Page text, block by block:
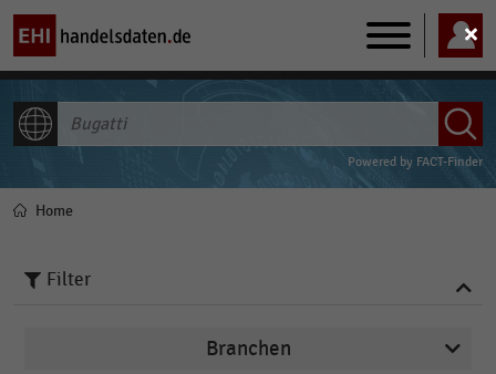
Main
navigation
Powered by FACT-Finder
Pfadnavigation
Home
Filter
Branchen